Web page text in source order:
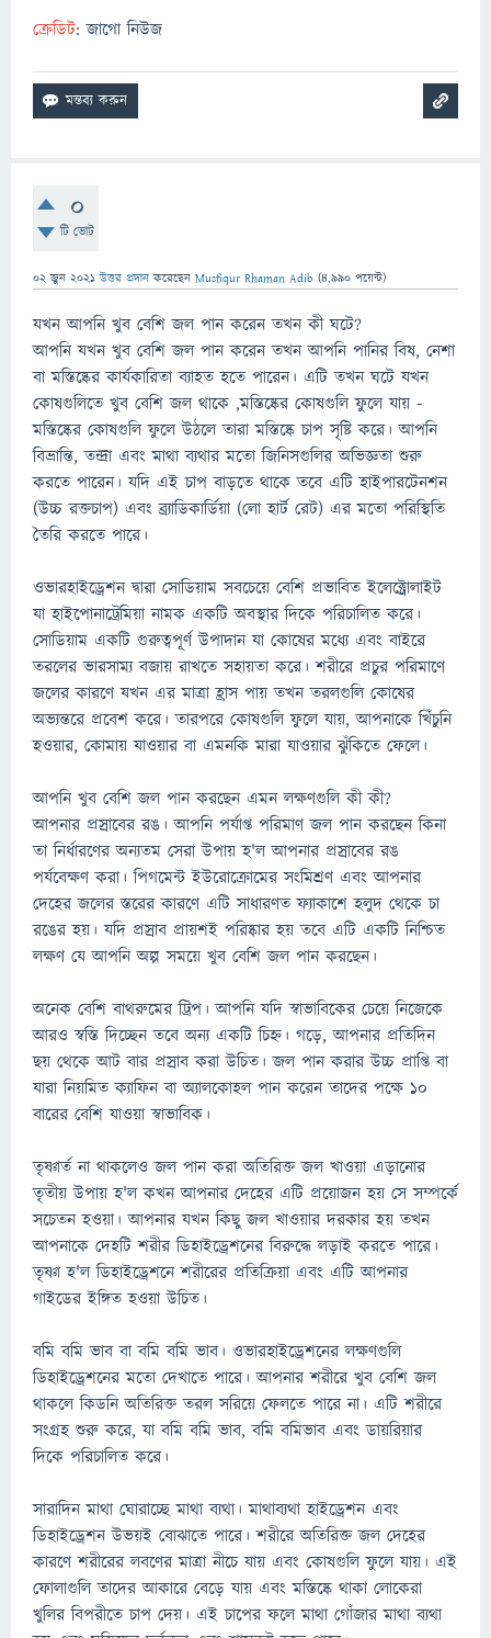
ক্রেডিট: জাগো নিউজ
0
টি ভোট
02 জুন 2021 উত্তর প্রদান করেছেন Musfiqur Rhaman Adib (4,990 পয়েন্ট)
যখন আপনি খুব বেশি জল পান করেন তখন কী ঘটে?
আপনি যখন খুব বেশি জল পান করেন তখন আপনি পানির বিষ, নেশা
বা মস্তিষ্কের কার্যকারিতা ব্যাহত হতে পারেন। এটি তখন ঘটে যখন
কোষগুলিতে খুব বেশি জল থাকে ,মস্তিষ্কের কোষগুলি ফুলে যায় -
মস্তিষ্কের কোষগুলি ফুলে উঠলে তারা মস্তিষ্কে চাপ সৃষ্টি করে। আপনি
বিভ্রান্তি, তন্দ্রা এবং মাথা ব্যথার মতো জিনিসগুলির অভিজ্ঞতা শুরু
করতে পারেন। যদি এই চাপ বাড়তে থাকে তবে এটি হাইপারটেনশন
(উচ্চ রক্তচাপ) এবং ব্র্যাডিকার্ডিয়া (লো হার্ট রেট) এর মতো পরিস্থিতি
তৈরি করতে পারে।
ওভারহাইড্রেশন দ্বারা সোডিয়াম সবচেয়ে বেশি প্রভাবিত ইলেক্ট্রোলাইট
যা হাইপোনাট্রেমিয়া নামক একটি অবস্থার দিকে পরিচালিত করে।
সোডিয়াম একটি গুরুত্বপূর্ণ উপাদান যা কোষের মধ্যে এবং বাইরে
তরলের ভারসাম্য বজায় রাখতে সহায়তা করে। শরীরে প্রচুর পরিমাণে
জলের কারণে যখন এর মাত্রা হ্রাস পায় তখন তরলগুলি কোষের
অভ্যন্তরে প্রবেশ করে। তারপরে কোষগুলি ফুলে যায়, আপনাকে খিঁচুনি
হওয়ার, কোমায় যাওয়ার বা এমনকি মারা যাওয়ার ঝুঁকিতে ফেলে।
আপনি খুব বেশি জল পান করছেন এমন লক্ষণগুলি কী কী?
আপনার প্রস্রাবের রঙ। আপনি পর্যাপ্ত পরিমাণ জল পান করছেন কিনা
তা নির্ধারণের অন্যতম সেরা উপায় হ'ল আপনার প্রস্রাবের রঙ
পর্যবেক্ষণ করা। পিগমেন্ট ইউরোক্রোমের সংমিশ্রণ এবং আপনার
দেহের জলের স্তরের কারণে এটি সাধারণত ফ্যাকাশে হলুদ থেকে চা
রঙের হয়। যদি প্রস্রাব প্রায়শই পরিষ্কার হয় তবে এটি একটি নিশ্চিত
লক্ষণ যে আপনি অল্প সময়ে খুব বেশি জল পান করছেন।
অনেক বেশি বাথরুমের ট্রিপ। আপনি যদি স্বাভাবিকের চেয়ে নিজেকে
আরও স্বস্তি দিচ্ছেন তবে অন্য একটি চিহ্ন। গড়ে, আপনার প্রতিদিন
ছয় থেকে আট বার প্রস্রাব করা উচিত। জল পান করার উচ্চ প্রাপ্তি বা
যারা নিয়মিত ক্যাফিন বা অ্যালকোহল পান করেন তাদের পক্ষে 10
বারের বেশি যাওয়া স্বাভাবিক।
তৃষ্ণার্ত না থাকলেও জল পান করা অতিরিক্ত জল খাওয়া এড়ানোর
তৃতীয় উপায় হ'ল কখন আপনার দেহের এটি প্রয়োজন হয় সে সম্পর্কে
সচেতন হওয়া। আপনার যখন কিছু জল খাওয়ার দরকার হয় তখন
আপনাকে দেহটি শরীর ডিহাইড্রেশনের বিরুদ্ধে লড়াই করতে পারে।
তৃষ্ণা হ'ল ডিহাইড্রেশনে শরীরের প্রতিক্রিয়া এবং এটি আপনার
গাইডের ইঙ্গিত হওয়া উচিত।
বমি বমি ভাব বা বমি বমি ভাব। ওভারহাইড্রেশনের লক্ষণগুলি
ডিহাইড্রেশনের মতো দেখাতে পারে। আপনার শরীরে খুব বেশি জল
থাকলে কিডনি অতিরিক্ত তরল সরিয়ে ফেলতে পারে না। এটি শরীরে
সংগ্রহ শুরু করে, যা বমি বমি ভাব, বমি বমিভাব এবং ডায়রিয়ার
দিকে পরিচালিত করে।
সারাদিন মাথা ঘোরাচ্ছে মাথা ব্যথা। মাথাব্যথা হাইড্রেশন এবং
ডিহাইড্রেশন উভয়ই বোঝাতে পারে। শরীরে অতিরিক্ত জল দেহের
কারণে শরীরের লবণের মাত্রা নীচে যায় এবং কোষগুলি ফুলে যায়। এই
ফোলাগুলি তাদের আকারে বেড়ে যায় এবং মস্তিষ্কে থাকা লোকেরা
খুলির বিপরীতে চাপ দেয়। এই চাপের ফলে মাথা গোঁজার মাথা ব্যথা